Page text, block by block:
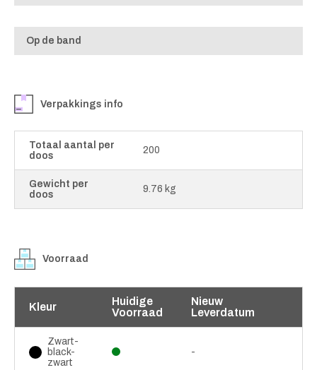
Op de band
Verpakkings info
Totaal aantal per
doos
200
Gewicht per
doos
9.76 kg
Voorraad
Kleur
Huidige
Voorraad
Nieuw
Leverdatum
Zwart-
black-
zwart
-